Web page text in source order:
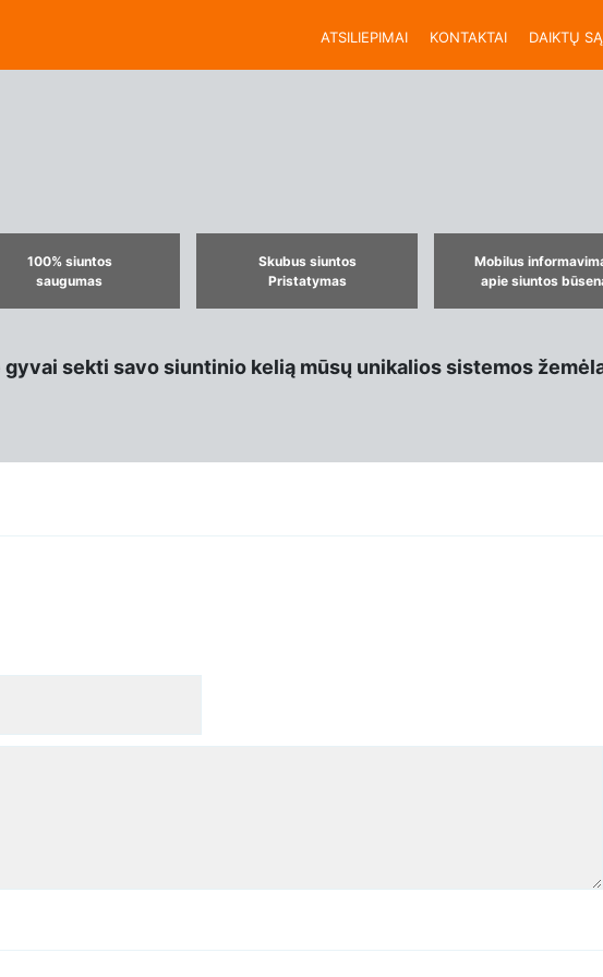
ATSILIEPIMAI KONTAKTAI DAIKTŲ
100% siuntos
saugumas
Skubus siuntos
Pristatymas
Mobilus
apie siuntos
sekti savo siuntinio kelią mūsų unikalios sistemos